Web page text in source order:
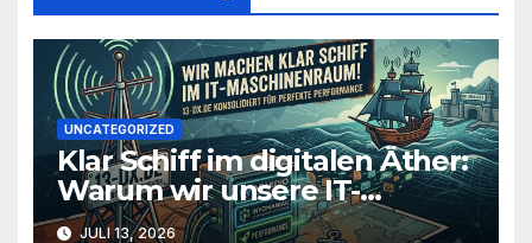
UNCATEGORIZED
Klar Schiff im digitalen Äther:
Warum wir unsere IT-
Infrastruktur konsolidieren
JULI 13, 2026